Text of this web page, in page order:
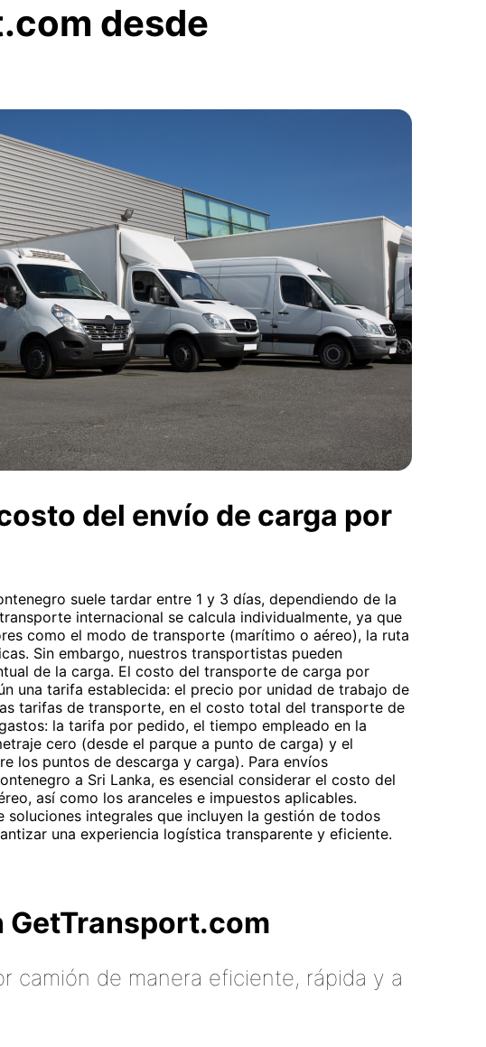
desde
del envío de carga por
suele tardar entre 1 y 3 días, dependiendo de la
internacional se calcula individualmente, ya que
como el modo de transporte (marítimo o aéreo), la ruta
Sin embargo, nuestros transportistas pueden
de la carga. El costo del transporte de carga por
una tarifa establecida: el precio por unidad de trabajo de
tarifas de transporte, en el costo total del transporte de
la tarifa por pedido, el tiempo empleado en la
cero (desde el parque a punto de carga) y el
los puntos de descarga y carga). Para envíos
a Sri Lanka, es esencial considerar el costo del
así como los aranceles e impuestos aplicables.
soluciones integrales que incluyen la gestión de todos
una experiencia logística transparente y eficiente.
GetTransport.com
camión de manera eficiente, rápida y a